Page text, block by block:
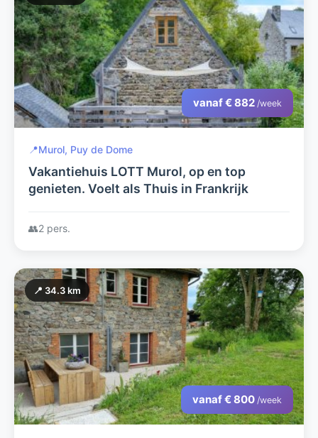
vanaf € 882 /week
📍Murol, Puy de Dome
Vakantiehuis LOTT Murol, op en top
genieten. Voelt als Thuis in Frankrijk
👥2 pers.
📍 34.3 km
vanaf € 800 /week